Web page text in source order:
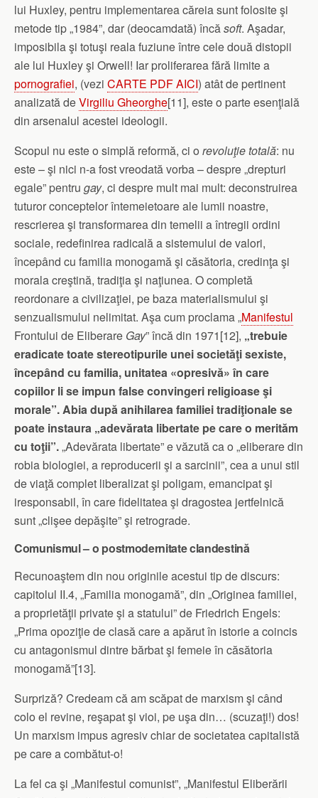
lui Huxley, pentru implementarea căreia sunt folosite şi
metode tip „1984”, dar (deocamdată) încăsoft. Aşadar,
imposibila şi totuşi reala fuziune între cele două distopii
ale lui Huxley şi Orwell! Iar proliferarea fără limite a
pornografiei, (vezi CARTE PDF AICI) atât de pertinent
analizată deVirgiliu Gheorghe[11], este o parte esenţială
din arsenalul acestei ideologii.
Scopul nu este o simplă reformă, ci o revoluţie totală: nu
este – şi nici n-a fost vreodată vorba – despre „drepturi
egale” pentru gay, ci despre mult mai mult: deconstruirea
tuturor conceptelor întemeietoare ale lumii noastre,
rescrierea şi transformarea din temelii a întregii ordini
sociale, redefinirea radicală a sistemului de valori,
începând cu familia monogamă şi căsătoria, credinţa şi
morala creştină, tradiţia şi naţiunea. O completă
reordonare a civilizaţiei, pe baza materialismului şi
senzualismului nelimitat. Aşa cum proclama „Manifestul
Frontului de Eliberare Gay” încă din 1971[12], „trebuie
eradicate toate stereotipurile unei societăţi sexiste,
începând cu familia, unitatea «opresivă» în care
copiilor li se impun false convingeri religioase şi
morale”.Abia după anihilarea familiei tradiţionale se
poate instaura „adevărata libertate pe care o merităm
cu toţii”.„Adevărata libertate” e văzută ca o „eliberare din
robia biologiei, a reproducerii şi a sarcinii”, cea a unui stil
de viaţă complet liberalizat şi poligam, emancipat şi
iresponsabil, în care fidelitatea şi dragostea jertfelnică
sunt „clişee depăşite” şi retrograde.
Comunismul – o postmodernitate clandestină
Recunoaştem din nou originile acestui tip de discurs:
capitolul II.4, „Familia monogamă”, din „Originea familiei,
a proprietăţii private şi a statului” de Friedrich Engels:
„Prima opoziţie de clasă care a apărut în istorie a coincis
cu antagonismul dintre bărbat şi femeie în căsătoria
monogamă”[13].
Surpriză? Credeam că am scăpat de marxism şi când
colo el revine, reşapat şi vioi, pe uşa din… (scuzaţi!) dos!
Un marxism impus agresiv chiar de societatea capitalistă
pe care a combătut-o!
La fel ca şi „Manifestul comunist”, „Manifestul Eliberării